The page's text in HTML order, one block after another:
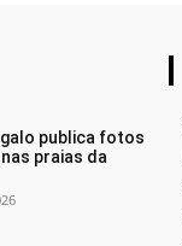
publica fotos
praias da